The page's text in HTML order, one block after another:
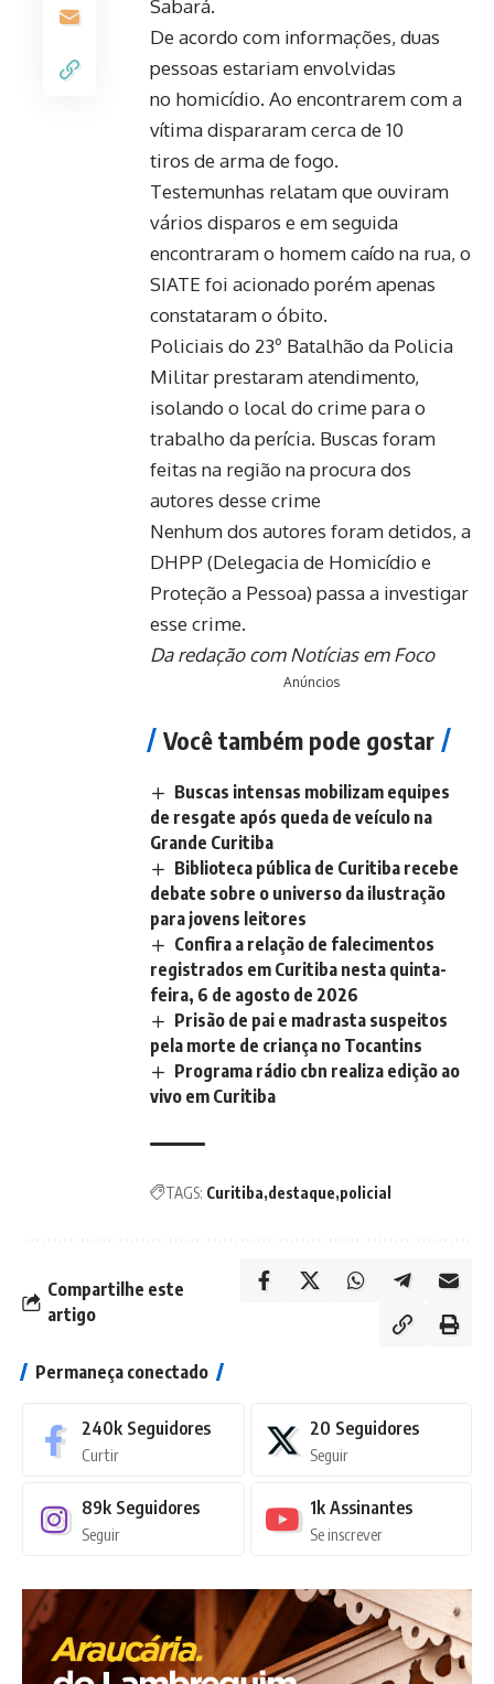
Sabará.
De acordo com informações, duas
pessoas estariam envolvidas
no homicídio. Ao encontrarem com a
vítima dispararam cerca de 10
tiros de arma de fogo.
Testemunhas relatam que ouviram
vários disparos e em seguida
encontraram o homem caído na rua, o
SIATE foi acionado porém apenas
constataram o óbito.
Policiais do 23º Batalhão da Policia
Militar prestaram atendimento,
isolando o local do crime para o
trabalho da perícia. Buscas foram
feitas na região na procura dos
autores desse crime
Nenhum dos autores foram detidos, a
DHPP (Delegacia de Homicídio e
Proteção a Pessoa) passa a investigar
esse crime.
Da redação com Notícias em Foco
Anúncios
Você também pode gostar
Buscas intensas mobilizam equipes
de resgate após queda de veículo na
Grande Curitiba
Biblioteca pública de Curitiba recebe
debate sobre o universo da ilustração
para jovens leitores
Confira a relação de falecimentos
registrados em Curitiba nesta quinta-
feira, 6 de agosto de 2026
Prisão de pai e madrasta suspeitos
pela morte de criança no Tocantins
Programa rádio cbn realiza edição ao
vivo em Curitiba
TAGS: Curitiba destaque policial
Compartilhe este
artigo
Permaneça conectado
240k Seguidores
Curtir
20 Seguidores
Seguir
89k Seguidores
Seguir
1k Assinantes
Se inscrever